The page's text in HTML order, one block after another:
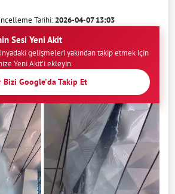
Tarihi:2026-04-07 13:03
Sesi Yeni Akit
gelişmeleri yakından takip etmek için
Yeni Akit'i ekleyin.
Bizi Google'da Takip Et